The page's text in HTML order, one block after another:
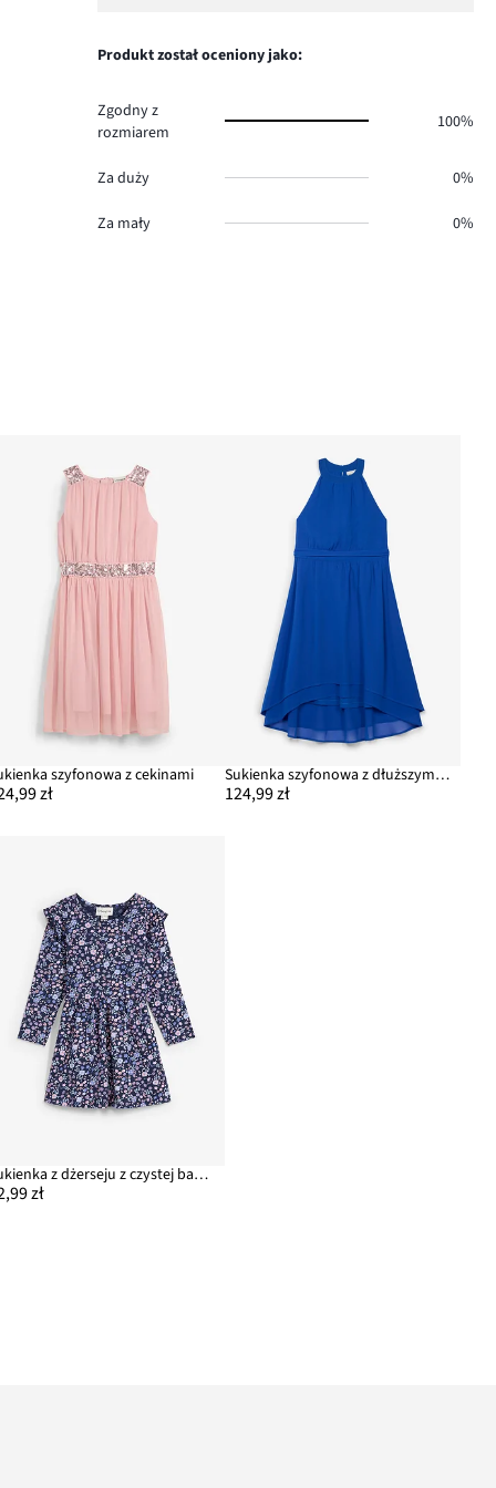
0.
głosów
Produkt został oceniony jako:
Zgodny z
rozmiarem
100%
Za duży 0%
Za mały 0%
szyfonowa z cekinami
zł
Sukienka szyfonowa z dłuższym tyłem
124,99 zł
Sukienka z dżerseju z czystej bawełny
zł